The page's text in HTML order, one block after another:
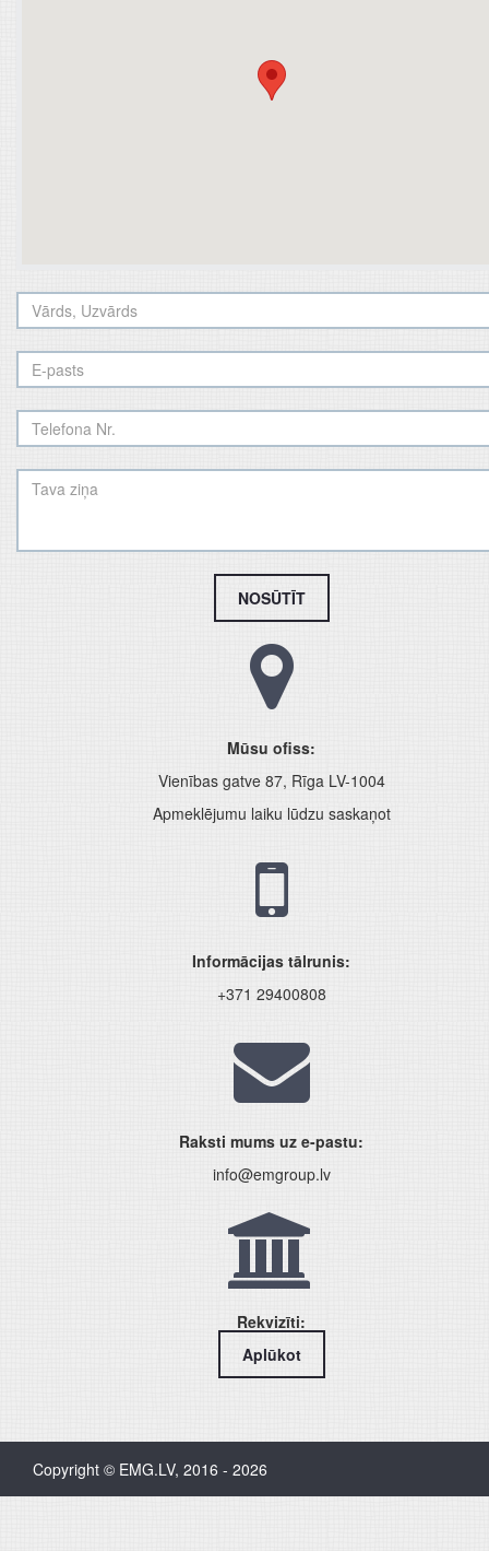
NOSŪTĪT
Mūsu ofiss:
Vienības gatve 87, Rīga LV-1004
Apmeklējumu laiku lūdzu saskaņot
Informācijas tālrunis:
+371 29400808
Raksti mums uz e-pastu:
info@emgroup.lv
Rekvizīti:
Aplūkot
Copyright © EMG.LV, 2016 - 2026